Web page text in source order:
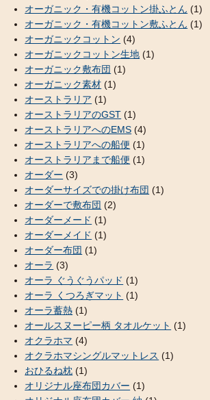
オーガニック・有機コットン掛ふとん (1)
オーガニック・有機コットン敷ふとん (1)
オーガニックコットン (4)
オーガニックコットン生地 (1)
オーガニック敷布団 (1)
オーガニック素材 (1)
オーストラリア (1)
オーストラリアのGST (1)
オーストラリアへのEMS (4)
オーストラリアへの船便 (1)
オーストラリアまで船便 (1)
オーダー (3)
オーダーサイズでの掛け布団 (1)
オーダーで敷布団 (2)
オーダーメード (1)
オーダーメイド (1)
オーダー布団 (1)
オーラ (3)
オーラ ぐうぐうパッド (1)
オーラ くつろぎマット (1)
オーラ蓄熱 (1)
オールスヌーピー柄 タオルケット (1)
オクラホマ (4)
オクラホマシングルマットレス (1)
おひるね枕 (1)
オリジナル座布団カバー (1)